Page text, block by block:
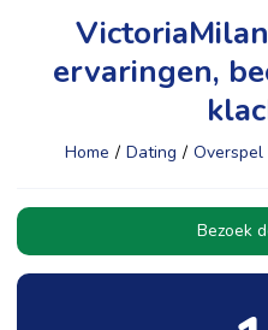
ervaringen,
Home / Dating / Overspel
Bezoek